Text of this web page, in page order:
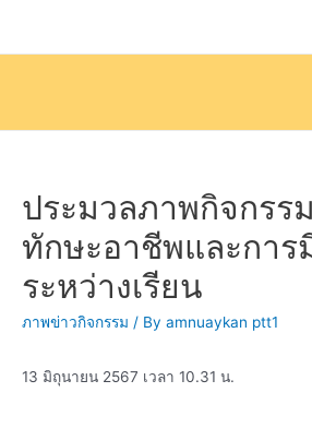
ประมวลภาพกิจกรร
ทักษะอาชีพและการ
ระหว่างเรียน
ภาพข่าวกิจกรรม / By amnuaykan ptt1
13 มิถุนายน 2567 เวลา 10.31 น.